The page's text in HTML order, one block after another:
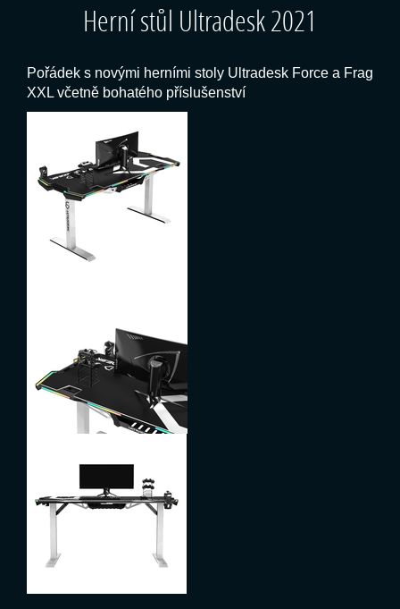
Herní stůl Ultradesk 2021
Pořádek s novými herními stoly Ultradesk Force a Frag
XXL včetně bohatého příslušenství